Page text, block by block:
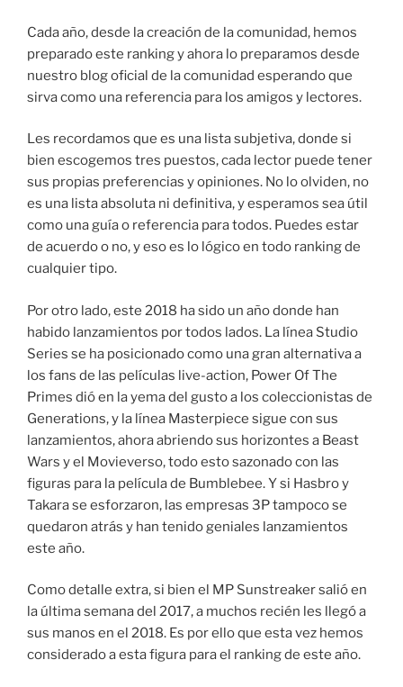
Cada año, desde la creación de la comunidad, hemos
preparado este ranking y ahora lo preparamos desde
nuestro blog oficial de la comunidad esperando que
sirva como una referencia para los amigos y lectores.
Les recordamos que es una lista subjetiva, donde si
bien escogemos tres puestos, cada lector puede tener
sus propias preferencias y opiniones. No lo olviden, no
es una lista absoluta ni definitiva, y esperamos sea útil
como una guía o referencia para todos. Puedes estar
de acuerdo o no, y eso es lo lógico en todo ranking de
cualquier tipo.
Por otro lado, este 2018 ha sido un año donde han
habido lanzamientos por todos lados. La línea Studio
Series se ha posicionado como una gran alternativa a
los fans de las películas live-action, Power Of The
Primes dió en la yema del gusto a los coleccionistas de
Generations, y la línea Masterpiece sigue con sus
lanzamientos, ahora abriendo sus horizontes a Beast
Wars y el Movieverso, todo esto sazonado con las
figuras para la película de Bumblebee. Y si Hasbro y
Takara se esforzaron, las empresas 3P tampoco se
quedaron atrás y han tenido geniales lanzamientos
este año.
Como detalle extra, si bien el MP Sunstreaker salió en
la última semana del 2017, a muchos recién les llegó a
sus manos en el 2018. Es por ello que esta vez hemos
considerado a esta figura para el ranking de este año.